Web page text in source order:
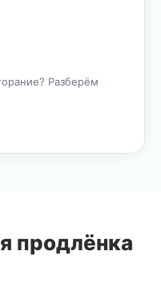
Разберём
продлёнка